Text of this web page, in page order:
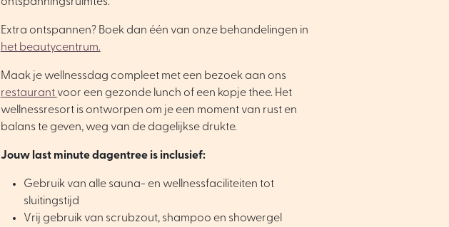
Extra ontspannen? Boek dan één van onze behandelingen in
het beautycentrum.
Maak je wellnessdag compleet met een bezoek aan ons
restaurant voor een gezonde lunch of een kopje thee. Het
wellnessresort is ontworpen om je een moment van rust en
balans te geven, weg van de dagelijkse drukte.
Jouw last minute dagentree is inclusief:
Gebruik van alle sauna- en wellnessfaciliteiten tot
sluitingstijd
Vrij gebruik van scrubzout, shampoo en showergel